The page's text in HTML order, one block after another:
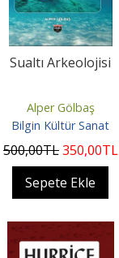
Sualtı Arkeolojisi
Alper Gölbaş
Bilgin Kültür Sanat
500,00TL350,00TL
Sepete Ekle